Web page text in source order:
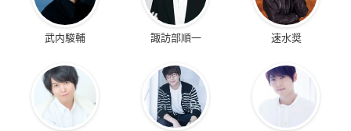
武内駿輔 諏訪部順一 速水奨